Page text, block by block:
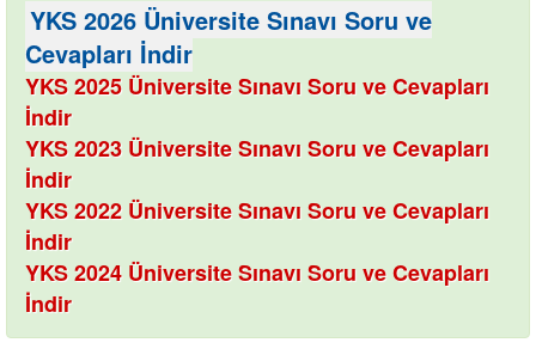
YKS 2026 Üniversite Sınavı Soru ve
Cevapları İndir
YKS 2025 Üniversite Sınavı Soru ve Cevapları
İndir
YKS 2023 Üniversite Sınavı Soru ve Cevapları
İndir
YKS 2022 Üniversite Sınavı Soru ve Cevapları
İndir
YKS 2024 Üniversite Sınavı Soru ve Cevapları
İndir